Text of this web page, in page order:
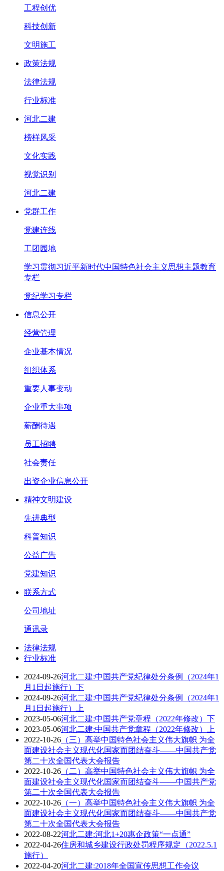
工程创优
科技创新
文明施工
政策法规
法律法规
行业标准
河北二建
榜样风采
文化实践
视觉识别
河北二建
党群工作
党建连线
工团园地
学习贯彻习近平新时代中国特色社会主义思想主题教育
专栏
党纪学习专栏
信息公开
经营管理
企业基本情况
组织体系
重要人事变动
企业重大事项
薪酬待遇
员工招聘
社会责任
出资企业信息公开
精神文明建设
先进典型
科普知识
公益广告
党建知识
联系方式
公司地址
通讯录
法律法规
行业标准
2024-09-26河北二建:中国共产党纪律处分条例（2024年1
月1日起施行）下
2024-09-26河北二建:中国共产党纪律处分条例（2024年1
月1日起施行）上
2023-05-06河北二建:中国共产党章程（2022年修改）下
2023-05-06河北二建:中国共产党章程（2022年修改）上
2022-10-26 （三）高举中国特色社会主义伟大旗帜 为全
面建设社会主义现代化国家而团结奋斗——中国共产党
第二十次全国代表大会报告
2022-10-26 （二）高举中国特色社会主义伟大旗帜 为全
面建设社会主义现代化国家而团结奋斗——中国共产党
第二十次全国代表大会报告
2022-10-26 （一）高举中国特色社会主义伟大旗帜 为全
面建设社会主义现代化国家而团结奋斗——中国共产党
第二十次全国代表大会报告
2022-08-22河北二建:河北1+20惠企政策“一点通”
2022-04-26住房和城乡建设行政处罚程序规定（2022.5.1
施行）
2022-04-20河北二建:2018年全国宣传思想工作会议